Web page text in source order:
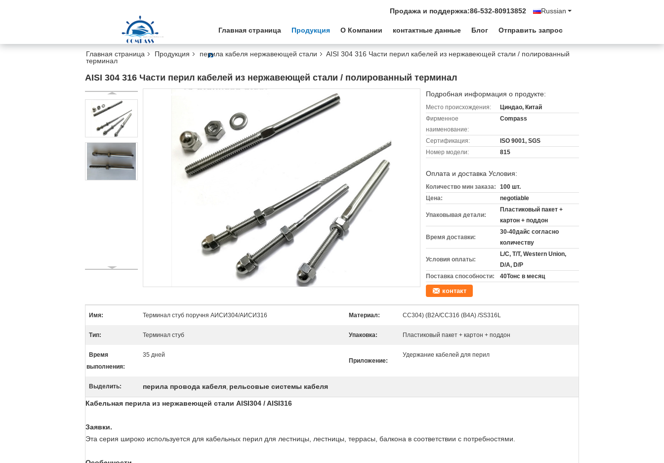
Russian
Продажа и поддержка:86-532-80913852
Главная страница Продукция О Компании контактные данные Блог Отправить запрос
Главная страница Продукция перила кабеля нержавеющей стали
AISI 304 316 Части перил кабелей из нержавеющей стали / полированный
терминал
AISI 304 316 Части перил кабелей из нержавеющей стали / полированный терминал
Подробная информация о продукте:
Место происхождения:
Циндао, Китай
Фирменное
наименование:
Compass
Сертификация:
ISO 9001, SGS
Номер модели:
815
Оплата и доставка Условия:
Количество мин заказа:
100 шт.
Цена:
negotiable
Упаковывая детали:
Пластиковый пакет +
картон + поддон
Время доставки:
30-40дайс согласно
количеству
Условия оплаты:
L/C, T/T, Western Union,
D/A, D/P
Поставка способности:
40Тонс в месяц
контакт
Имя: Терминал стуб поручня АИСИ304/АИСИ316 Материал: СС304) (В2А/СС316 (В4А) /SS316L
Тип: Терминал стуб Упаковка: Пластиковый пакет + картон + поддон
Время
выполнения:
35 дней
Приложение:
Удержание кабелей для перил
Выделить: перила провода кабеля, рельсовые системы кабеля
Кабельная перила из нержавеющей стали AISI304 / AISI316
Заявки.
Эта серия широко используется для кабельных перил для лестницы, лестницы, террасы, балкона в соответствии с потребностями.